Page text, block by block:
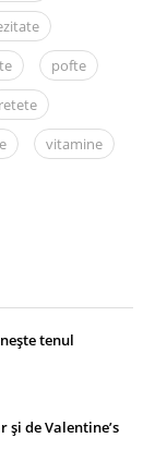
pofte
retete
vitamine
tenul
de Valentine’s